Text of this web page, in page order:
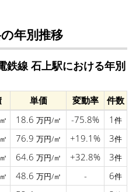
年別推移
鉄線 石上駅における年別
単価 変動率
件数
㎡ 18.6 万円/㎡ -75.8% 1 件
㎡ 76.9 万円/㎡ +19.1% 3件
㎡ 64.6 万円/㎡ +32.8% 3件
㎡ 48.6 万円/㎡ - 6件